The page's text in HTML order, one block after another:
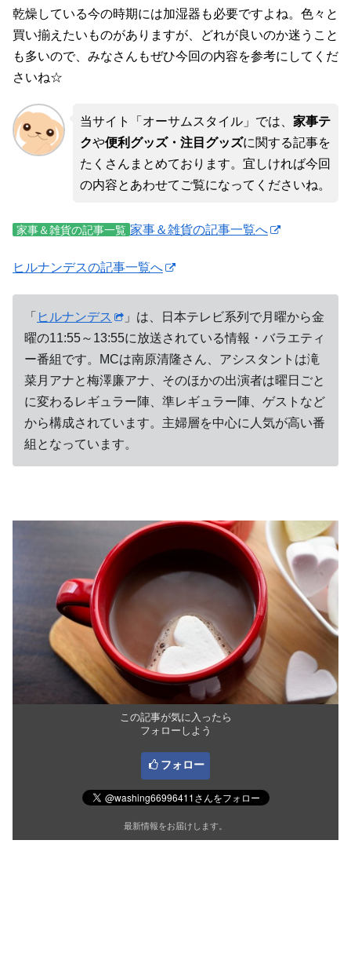
乾燥している今の時期には加湿器も必要ですよね。色々と
買い揃えたいものがありますが、どれが良いのか迷うこと
も多いので、みなさんもぜひ今回の内容を参考にしてくだ
さいね☆
当サイト「オーサムスタイル」では、 家事テ
クや便利グッズ・注目グッズに関する記事を
たくさんまとめております。宜しければ今回
の内容とあわせてご覧になってくださいね。
家事＆雑貨の記事一覧 家事＆雑貨の記事一覧へ
ヒルナンデスの記事一覧へ
「 ヒルナンデス
」は、日本テレビ系列で月曜から金
曜の11:55～13:55に放送されている情報・バラエティ
ー番組です。MCは南原清隆さん、アシスタントは滝
菜月アナと梅澤廉アナ、そのほかの出演者は曜日ごと
に変わるレギュラー陣、準レギュラー陣、ゲストなど
から構成されています。主婦層を中心に人気が高い番
組となっています。
この記事が気に入ったら
フォローしよう
フォロー
最新情報をお届けします。